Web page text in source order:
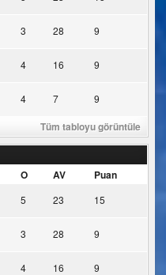
3 28 9
4 16 9
4 7 9
Tüm tabloyu görüntüle
O AV Puan
5 23 15
3 28 9
4 16 9